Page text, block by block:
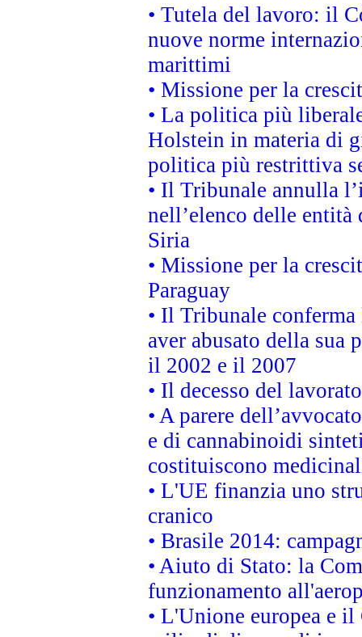
• Tutela del lavoro: il
nuove norme
marittimi
• Missione per la
• La politica più
Holstein in materia di
politica più restrittiva
• Il Tribunale annulla
nell’elenco delle
Siria
• Missione per la
Paraguay
• Il Tribunale
aver abusato della sua
il 2002 e il 2007
• Il decesso del
• A parere
e di cannabinoidi
costituiscono
• L'UE finanzia uno
cranico
• Brasile 2014:
• Aiuto di Stato: la
funzionamento
• L'Unione europea e